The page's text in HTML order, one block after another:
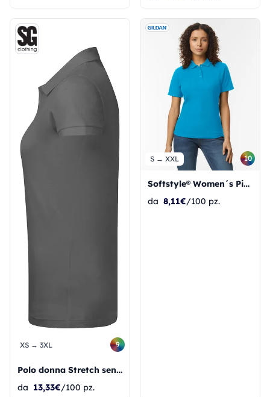
XS → 3XL 9
Polo donna Stretch senza etichetta Signature
da 13,33€/100 pz.
S → XXL 10
Softstyle® Women´s Piqué Polo
da 8,11€/100 pz.